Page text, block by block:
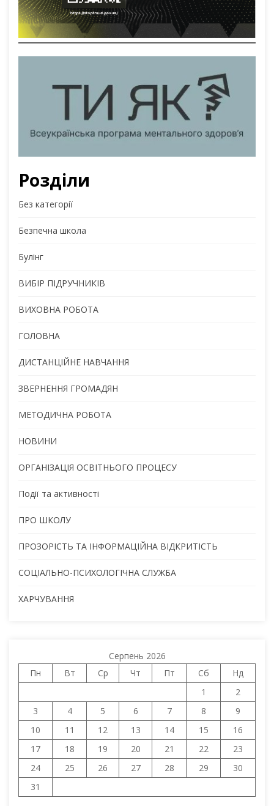
Розділи
Без категорії
Безпечна школа
Булінг
ВИБІР ПІДРУЧНИКІВ
ВИХОВНА РОБОТА
ГОЛОВНА
ДИСТАНЦІЙНЕ НАВЧАННЯ
ЗВЕРНЕННЯ ГРОМАДЯН
МЕТОДИЧНА РОБОТА
НОВИНИ
ОРГАНІЗАЦІЯ ОСВІТНЬОГО ПРОЦЕСУ
Події та активності
ПРО ШКОЛУ
ПРОЗОРІСТЬ ТА ІНФОРМАЦІЙНА ВІДКРИТІСТЬ
СОЦІАЛЬНО-ПСИХОЛОГІЧНА СЛУЖБА
ХАРЧУВАННЯ
Серпень 2026
Пн
Вт Ср Чт Пт Сб
Нд
1
2
3
4 5 6 7 8
9
10
11 12 13 14 15
16
17
18 19 20 21 22
23
24
25 26 27 28 29
30
31